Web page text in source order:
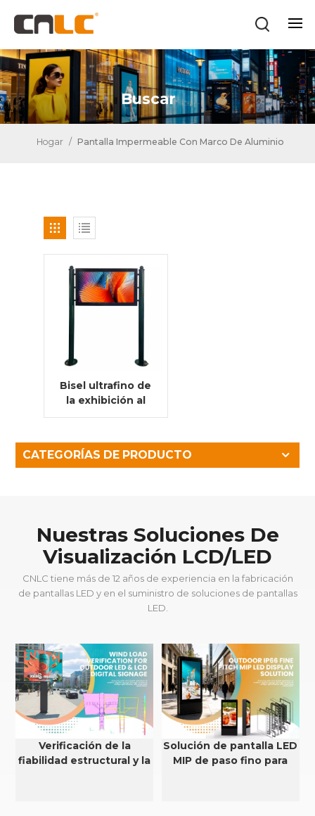
Buscar
Hogar / Pantalla Impermeable Con Marco De Aluminio
Bisel ultrafino de
la exhibición al
aire libre de la
Digitaces de la
publicidad del
de la vinculación
CATEGORÍAS DE PRODUCTO
Nuestras Soluciones De
Visualización LCD/LED
CNLC tiene más de 12 años de experiencia en la fabricación
de pantallas LED y en el suministro de soluciones de pantallas
LED.
Verificación de la
fiabilidad estructural y la
Solución de pantalla LED
MIP de paso fino para